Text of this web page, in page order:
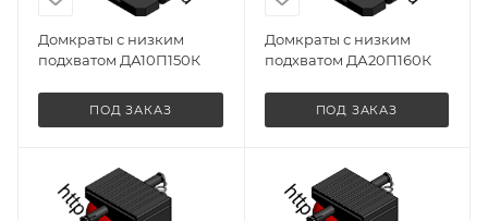
Домкраты с низким
подхватом ДА10П150К
ПОД ЗАКАЗ
Домкраты с низким
подхватом ДА20П160К
ПОД ЗАКАЗ